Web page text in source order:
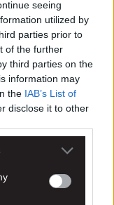
seeing
utilized by
parties prior to
of the further
third parties on the
information may
the IAB’s List of
disclose it to other